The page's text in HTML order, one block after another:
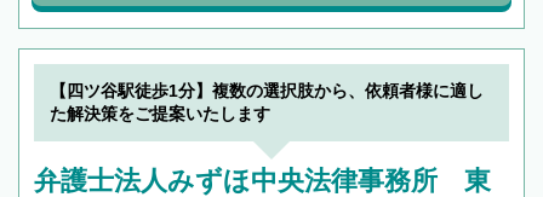
【四ツ谷駅徒歩1分】複数の選択肢から、依頼者様に適し
た解決策をご提案いたします
弁護士法人みずほ中央法律事務所 東